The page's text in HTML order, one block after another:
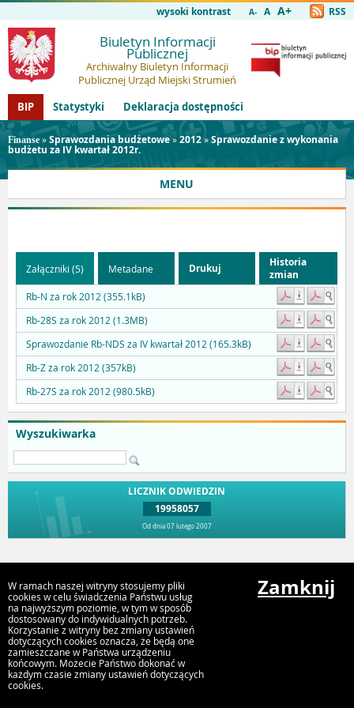
wysoki kontrast A- A A+ RSS
Biuletyn Informacji
Publicznej
Archiwalny Biuletyn Informacji
Publicznej Urząd Miejski Strumień
BIP
Statystyki Deklaracja dostępności
Finanse »Sprawozdania budżetowe»2012»Sprawozdanie z wykonania
budżetu za IV kwartał 2012r.
MENU
Wyszukiwarka
LICZNIK ODWIEDZIN
19958057
Od dnia 07 lutego 2007
Załączniki (5) Metadane Drukuj
Historia
zmian
Rb-N za rok 2012 (355.1kB)
Rb-28S za rok 2012 (1.3MB)
Sprawozdanie Rb-NDS za IV kwartał 2012 (165.3kB)
Rb-Z za rok 2012 (357kB)
Rb-27S za rok 2012 (980.5kB)
Przejdź do góry
Urząd Miejski Strumień
ul. Rynek 4, 43-246 Strumień
W ramach naszej witryny stosujemy pliki
cookies w celu świadczenia Państwu usług
na najwyższym poziomie, w tym w sposób
dostosowany do indywidualnych potrzeb.
Korzystanie z witryny bez zmiany ustawień
dotyczących cookies oznacza, że będą one
zamieszczane w Państwa urządzeniu
końcowym. Możecie Państwo dokonać w
każdym czasie zmiany ustawień dotyczących
cookies.
Zamknij